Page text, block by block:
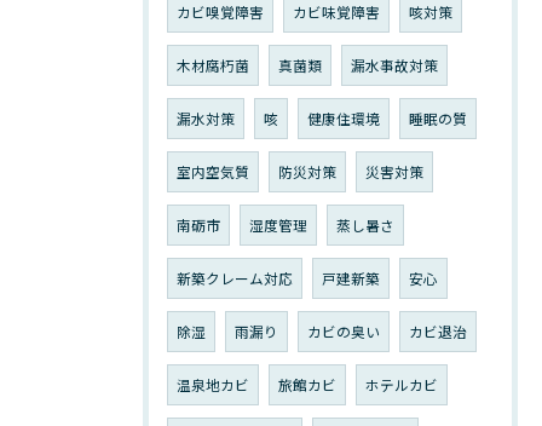
カビ嗅覚障害 カビ味覚障害 咳対策
木材腐朽菌 真菌類 漏水事故対策
漏水対策 咳 健康住環境 睡眠の質
室内空気質 防災対策 災害対策
南砺市 湿度管理 蒸し暑さ
新築クレーム対応 戸建新築 安心
除湿 雨漏り カビの臭い カビ退治
温泉地カビ 旅館カビ ホテルカビ